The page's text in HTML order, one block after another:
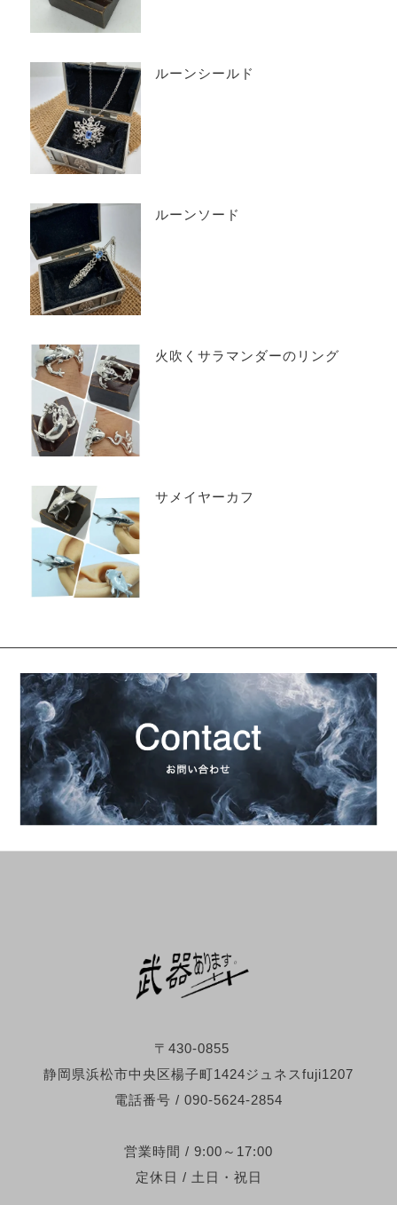
ルーンシールド
ルーンソード
火吹くサラマンダーのリング
サメイヤーカフ
〒430-0855
静岡県浜松市中央区楊子町1424ジュネスfuji1207
電話番号 / 090-5624-2854
営業時間 / 9:00～17:00
定休日 / 土日・祝日